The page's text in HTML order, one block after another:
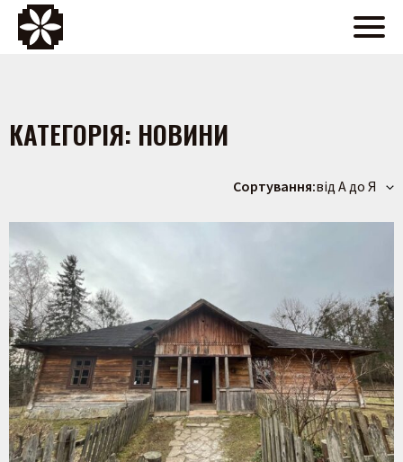
КАТЕГОРІЯ: НОВИНИ
Сортування:від А до Я